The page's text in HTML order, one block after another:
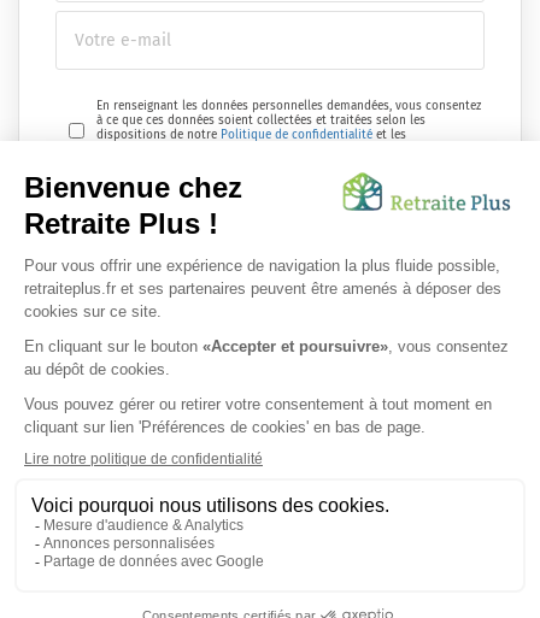
En renseignant les données personnelles demandées, vous consentez
à ce que ces données soient collectées et traitées selon les
dispositions de notre Politique de confidentialité et les
Envoyer ma demande
Nous vous informons de l'existence de la liste d'opposition au
démarchage téléphonique. Inscription sur
SUIVEZ-NOUS SUR :
Protection données personnelles
Mentions légales|Espace Presse